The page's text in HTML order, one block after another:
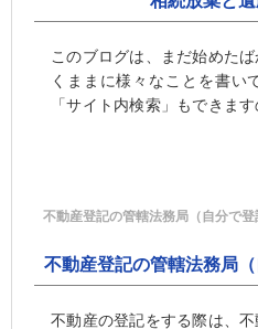
このブログは、まだ始めた
くままに様々なことを書い
「サイト内検索」もできま
不動産登記の管轄法務局（自分で
不動産登記の管轄法務局
不動産の登記をする際は、